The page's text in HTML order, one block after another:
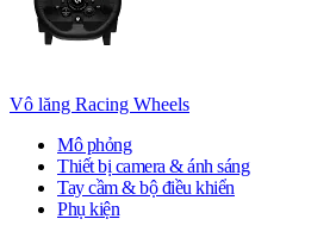
Vô lăng Racing Wheels
Mô phỏng
Thiết bị camera & ánh sáng
Tay cầm & bộ điều khiển
Phụ kiện